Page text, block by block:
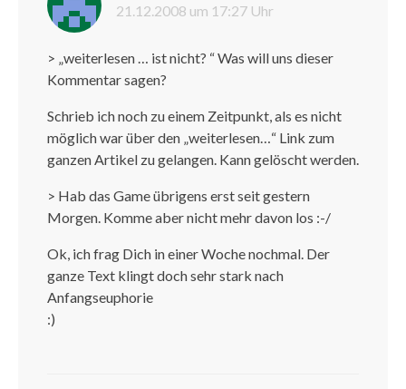
21.12.2008 um 17:27 Uhr
> „weiterlesen … ist nicht? “ Was will uns dieser
Kommentar sagen?
Schrieb ich noch zu einem Zeitpunkt, als es nicht
möglich war über den „weiterlesen…“ Link zum
ganzen Artikel zu gelangen. Kann gelöscht werden.
> Hab das Game übrigens erst seit gestern
Morgen. Komme aber nicht mehr davon los :-/
Ok, ich frag Dich in einer Woche nochmal. Der
ganze Text klingt doch sehr stark nach
Anfangseuphorie
:)